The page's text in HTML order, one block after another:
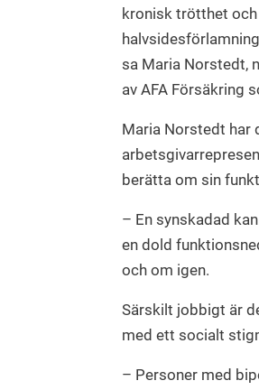
kronisk trötthet
sa Maria Norstedt,
av AFA Försäkring
Maria Norstedt har
berätta om sin
– En synskadad
en dold
och om igen.
Särskilt jobbigt är
med ett socialt
– Personer med